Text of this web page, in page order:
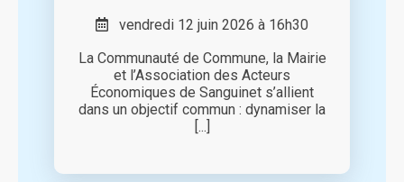
vendredi 12 juin 2026 à 16h30
La Communauté de Commune, la Mairie
et l’Association des Acteurs
Économiques de Sanguinet s’allient
dans un objectif commun : dynamiser la
[...]